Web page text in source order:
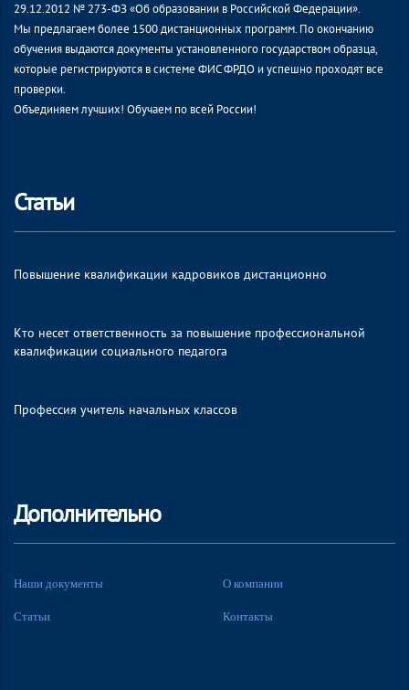
29.12.2012 № 273-ФЗ «Об образовании в Российской Федерации».
Мы предлагаем более 1500 дистанционных программ. По окончанию
обучения выдаются документы установленного государством образца,
которые регистрируются в системе ФИС ФРДО и успешно проходят все
проверки.
Объединяем лучших! Обучаем по всей России!
Статьи
Повышение квалификации кадровиков дистанционно
Кто несет ответственность за повышение профессиональной
квалификации социального педагога
Профессия учитель начальных классов
Дополнительно
Наши документы О компании
Статьи Контакты